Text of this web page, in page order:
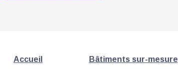
Accueil Bâtiments sur-mesure